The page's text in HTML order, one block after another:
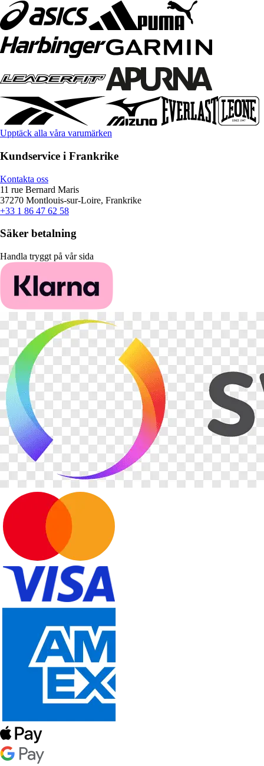
Upptäck alla våra varumärken
Kundservice i Frankrike
Kontakta oss
11 rue Bernard Maris
37270 Montlouis-sur-Loire, Frankrike
+33 1 86 47 62 58
Säker betalning
Handla tryggt på vår sida